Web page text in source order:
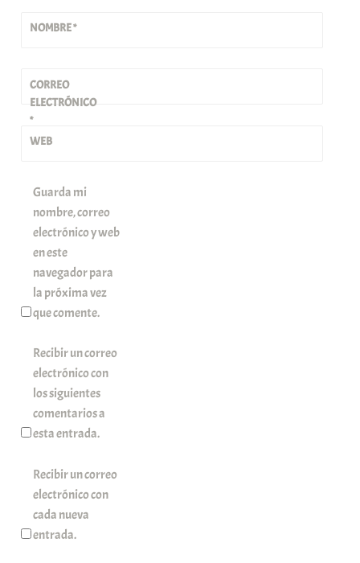
NOMBRE*
CORREO
ELECTRÓNICO
*
WEB
Guarda mi
nombre, correo
electrónico y web
en este
navegador para
la próxima vez
que comente.
Recibir un correo
electrónico con
los siguientes
comentarios a
esta entrada.
Recibir un correo
electrónico con
cada nueva
entrada.